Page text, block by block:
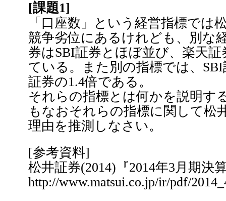
[課題1]
「口座数」という経営指標では
競争劣位にあるけれども、別な
券はSBI証券とほぼ並び、楽天
ている。また別の指標では、
証券の1.4倍である。
それらの指標とは何かを説明す
もなおそれらの指標に関して松
理由を推測しなさい。
[参考資料]
松井証券(2014)『2014年3月期決
http://www.matsui.co.jp/ir/pdf/